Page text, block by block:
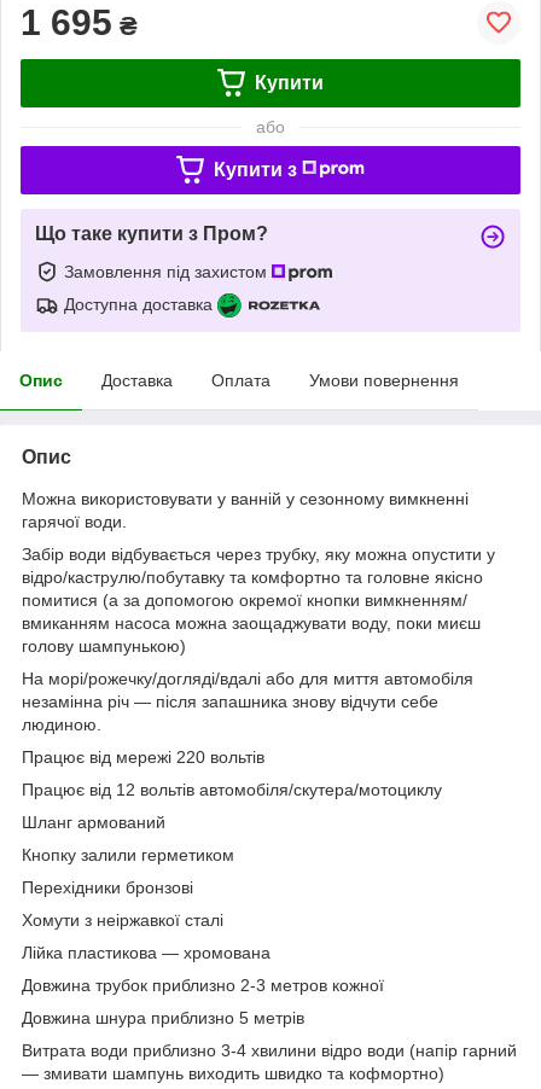
1 695 ₴
Купити
або
Купити з
Що таке купити з Пром?
Замовлення під захистом
Доступна доставка
Опис Доставка Оплата Умови повернення
Опис
Можна використовувати у ванній у сезонному вимкненні
гарячої води.
Забір води відбувається через трубку, яку можна опустити у
відро/каструлю/побутавку та комфортно та головне якісно
помитися (а за допомогою окремої кнопки вимкненням/
вмиканням насоса можна заощаджувати воду, поки миєш
голову шампунькою)
На морі/рожечку/догляді/вдалі або для миття автомобіля
незамінна річ — після запашника знову відчути себе
людиною.
Працює від мережі 220 вольтів
Працює від 12 вольтів автомобіля/скутера/мотоциклу
Шланг армований
Кнопку залили герметиком
Перехідники бронзові
Хомути з неіржавкої сталі
Лійка пластикова — хромована
Довжина трубок приблизно 2-3 метров кожної
Довжина шнура приблизно 5 метрів
Витрата води приблизно 3-4 хвилини відро води (напір гарний
— змивати шампунь виходить швидко та кофмортно)